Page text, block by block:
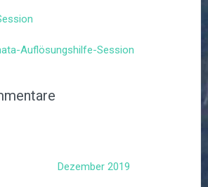
Auflösungshilfe-Session
Dezember 2019